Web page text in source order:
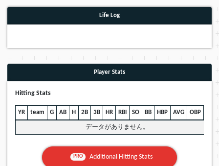
Life Log
Player Stats
Hitting Stats
YR team G AB H 2B 3B HR RBI SO BB HBP AVG OBP
データがありません。
PRO Additional Hitting Stats